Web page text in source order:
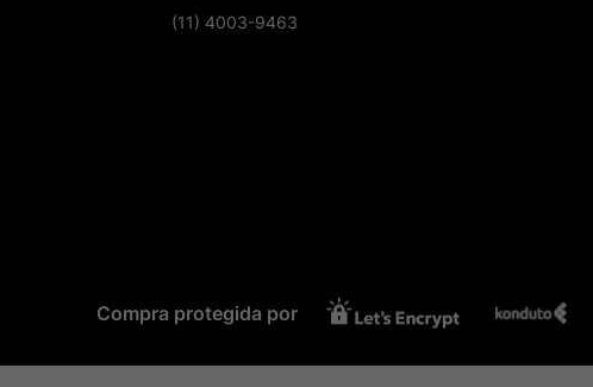
(11) 4003-9463
Compra protegida por